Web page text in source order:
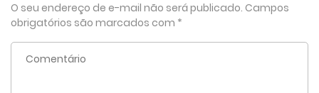
O seu endereço de e-mail não será publicado. Campos
obrigatórios são marcados com *